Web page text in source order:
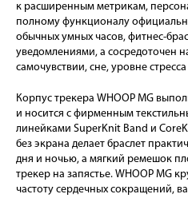
к расширенным метрикам,
полному функционалу
обычных умных часов, фитнес-
уведомлениями, а сосредоточен
самочувствии, сне, уровне
Корпус трекера WHOOP MG
и носится с фирменным
линейками SuperKnit Band и
без экрана делает браслет
дня и ночью, а мягкий ремешок
трекер на запястье. WHOOP MG
частоту сердечных сокращений,